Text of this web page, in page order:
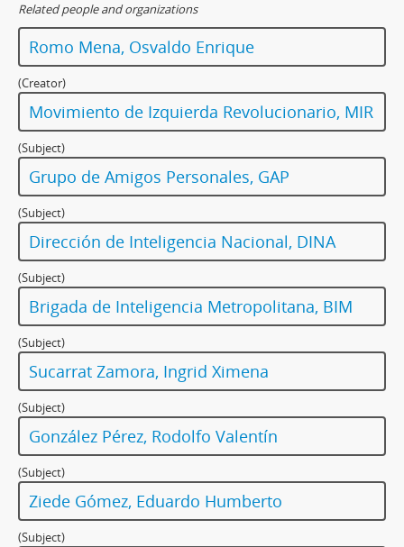
Related people and organizations
Romo Mena, Osvaldo Enrique
(Creator)
Movimiento de Izquierda Revolucionario, MIR
(Subject)
Grupo de Amigos Personales, GAP
(Subject)
Dirección de Inteligencia Nacional, DINA
(Subject)
Brigada de Inteligencia Metropolitana, BIM
(Subject)
Sucarrat Zamora, Ingrid Ximena
(Subject)
González Pérez, Rodolfo Valentín
(Subject)
Ziede Gómez, Eduardo Humberto
(Subject)